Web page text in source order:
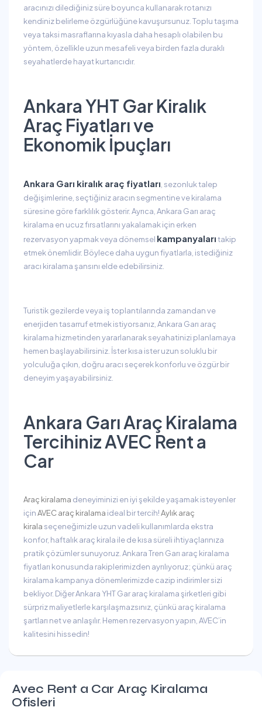
aracınızı dilediğiniz süre boyunca kullanarak rotanızı
kendiniz belirleme özgürlüğüne kavuşursunuz. Toplu taşıma
veya taksi masraflarına kıyasla daha hesaplı olabilen bu
yöntem, özellikle uzun mesafeli veya birden fazla duraklı
seyahatlerde hayat kurtarıcıdır.
Ankara YHT Gar Kiralık
Araç Fiyatları ve
Ekonomik İpuçları
Ankara Garı kiralık araç fiyatları, sezonluk talep
değişimlerine, seçtiğiniz aracın segmentine ve kiralama
süresine göre farklılık gösterir. Ayrıca, Ankara Garı araç
kiralama en ucuz fırsatlarını yakalamak için erken
rezervasyon yapmak veya dönemsel kampanyalarıtakip
etmek önemlidir. Böylece daha uygun fiyatlarla, istediğiniz
aracı kiralama şansını elde edebilirsiniz.
Turistik gezilerde veya iş toplantılarında zamandan ve
enerjiden tasarruf etmek istiyorsanız, Ankara Garı araç
kiralama hizmetinden yararlanarak seyahatinizi planlamaya
hemen başlayabilirsiniz. İster kısa ister uzun soluklu bir
yolculuğa çıkın, doğru aracı seçerek konforlu ve özgür bir
deneyim yaşayabilirsiniz.
Ankara Garı Araç Kiralama
Tercihiniz AVEC Rent a
Car
Araç kiralama deneyiminizi en iyi şekilde yaşamak isteyenler
içinAVEC araç kiralama ideal bir tercih!Aylık araç
kirala seçeneğimizle uzun vadeli kullanımlarda ekstra
konfor, haftalık araç kirala ile de kısa süreli ihtiyaçlarınıza
pratik çözümler sunuyoruz. Ankara Tren Garı araç kiralama
fiyatları konusunda rakiplerimizden ayrılıyoruz; çünkü araç
kiralama kampanya dönemlerimizde cazip indirimler sizi
bekliyor. Diğer Ankara YHT Gar araç kiralama şirketleri gibi
sürpriz maliyetlerle karşılaşmazsınız, çünkü araç kiralama
şartları net ve anlaşılır. Hemen rezervasyon yapın, AVEC’in
kalitesini hissedin!
Avec Rent a Car Araç Kiralama
Ofisleri